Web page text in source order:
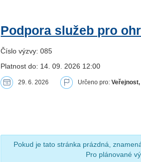
Podpora služeb pro
Číslo výzvy: 085
Platnost do: 14. 09. 2026 12:00
29. 6. 2026 Určeno pro:Veřejnost,
Pokud je tato stránka prázdná,
Pro plánované